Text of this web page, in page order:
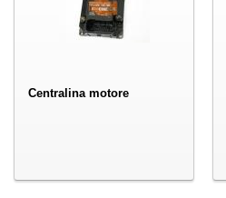
Centralina motore